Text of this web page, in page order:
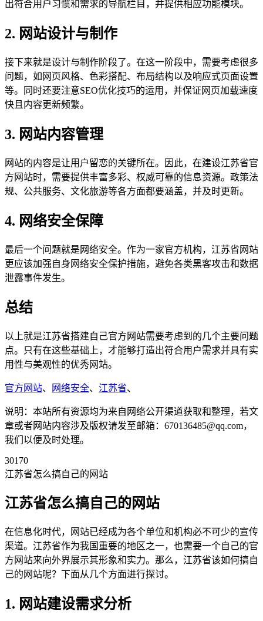
出符合用户习惯和需求的导航栏目，并提供相应功能模块。
2. 网站设计与制作
接下来就是设计与制作阶段了。在这一阶段中，需要考虑很多
问题，如网页风格、色彩搭配、布局结构以及响应式页面设置
等。同时还要注意SEO优化技巧的运用，并保证网页加载速度
快且内容更新频繁。
3. 网站内容管理
网站的内容是让用户留恋的关键所在。因此，在建设江苏省官
方网站时，需要提供丰富多彩、权威可靠的信息资源。政策法
规、公共服务、文化旅游等各方面都要涵盖，并及时更新。
4. 网络安全保障
最后一个问题就是网络安全。作为一家官方机构，江苏省网站
更应该加强自身网络安全保护措施，避免各类黑客攻击和数据
泄露事件发生。
总结
以上就是江苏省搭建自己官方网站需要考虑到的几个主要问题
点。只有在这些基础上，才能够打造出符合用户需求并具有实
用性与美观性的优秀网站。
官方网站、 网络安全、 江苏省、
说明：本站所有资源均为来自网络公开渠道获取和整理，若文
章或者网站内容涉及版权请发至邮箱：670136485@qq.com，
我们以便及时处理。
30170
江苏省怎么搞自己的网站
江苏省怎么搞自己的网站
在信息化时代，网站已经成为各个单位和机构必不可少的宣传
渠道。江苏省作为我国重要的地区之一，也需要一个自己的官
方网站来向外界展示其形象和实力。那么，江苏省该如何搞自
己的网站呢？下面从几个方面进行探讨。
1. 网站建设需求分析